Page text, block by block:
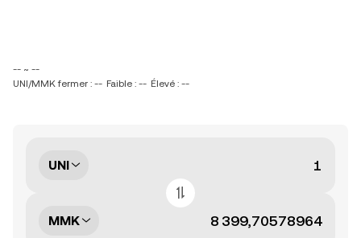
-- ~ --
UNI/MMK fermer : -- Faible : -- Élevé : --
UNI
MMK